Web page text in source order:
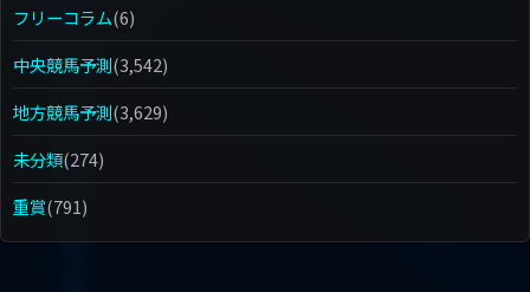
フリーコラム(6)
中央競馬予測(3,542)
地方競馬予測(3,629)
未分類(274)
重賞(791)